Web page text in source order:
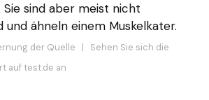
Sie sind aber meist nicht
und ähneln einem Muskelkater.
der Quelle | Sehen Sie sich die
auf test.de an